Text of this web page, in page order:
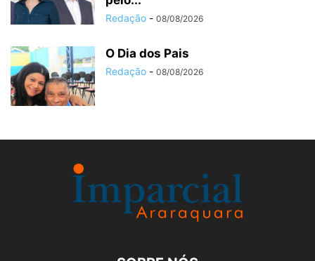
Redação - 08/08/2026
O Dia dos Pais
Redação - 08/08/2026